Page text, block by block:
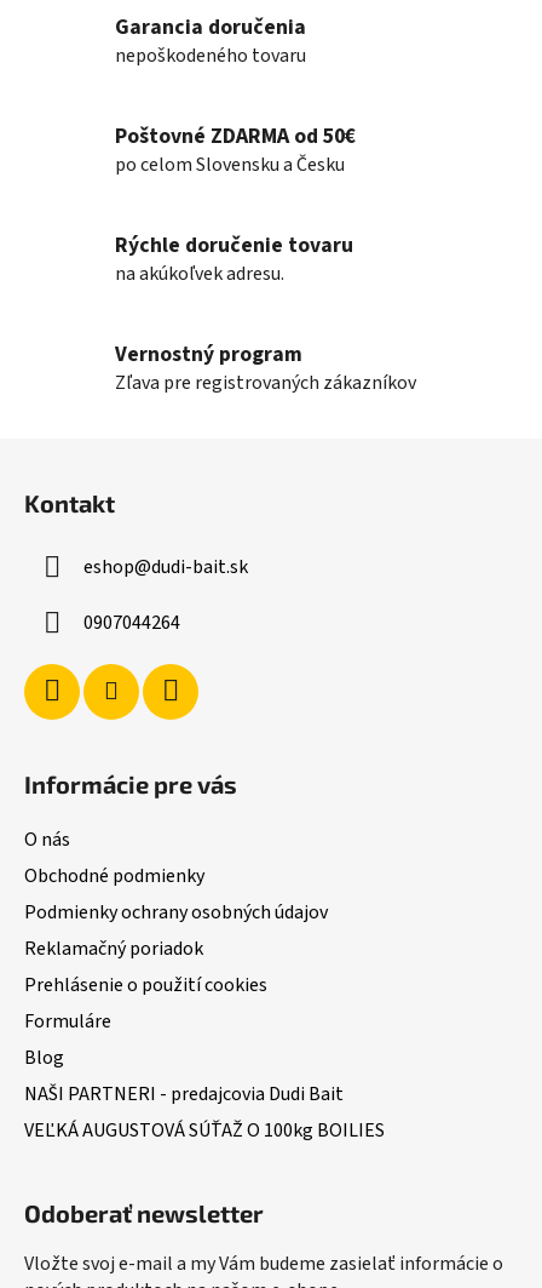
c
i
e
r
v
k
v
ý
p
u
i
e
Garancia doručenia
nepoškodeného tovaru
Poštovné ZDARMA od 50€
po celom Slovensku a Česku
Rýchle doručenie tovaru
na akúkoľvek adresu.
Vernostný program
Zľava pre registrovaných zákazníkov
Kontakt
eshop@dudi-bait.sk
0907044264
Informácie pre vás
O nás
Obchodné podmienky
Podmienky ochrany osobných údajov
Reklamačný poriadok
Prehlásenie o použití cookies
Formuláre
Blog
NAŠI PARTNERI - predajcovia Dudi Bait
VEĽKÁ AUGUSTOVÁ SÚŤAŽ O 100kg BOILIES
Odoberať newsletter
Vložte svoj e-mail a my Vám budeme zasielať informácie o